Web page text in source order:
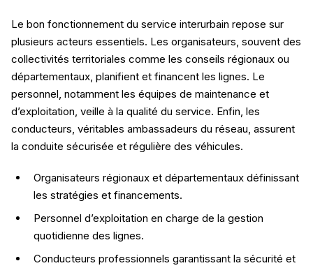
Le bon fonctionnement du service interurbain repose sur
plusieurs acteurs essentiels. Les organisateurs, souvent des
collectivités territoriales comme les conseils régionaux ou
départementaux, planifient et financent les lignes. Le
personnel, notamment les équipes de maintenance et
d’exploitation, veille à la qualité du service. Enfin, les
conducteurs, véritables ambassadeurs du réseau, assurent
la conduite sécurisée et régulière des véhicules.
Organisateurs régionaux et départementaux définissant
les stratégies et financements.
Personnel d’exploitation en charge de la gestion
quotidienne des lignes.
Conducteurs professionnels garantissant la sécurité et